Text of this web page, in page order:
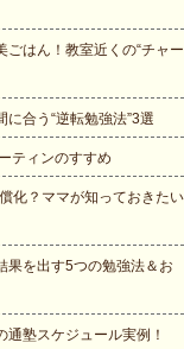
ごはん！教室近くの“チャー
合う“逆転勉強法”3選
ティンのすすめ
化？ママが知っておきたい
果を出す5つの勉強法＆お
通塾スケジュール実例！